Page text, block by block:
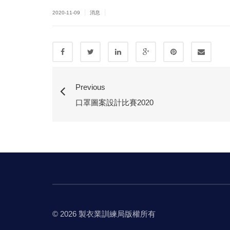
2020-11-09 消息
Previous
口罩圖案設計比賽2020
© 2026 製衣業訓練局版權所有